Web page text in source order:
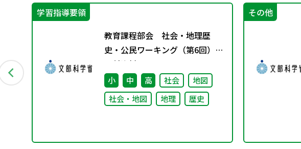
学習指導要領
教育課程部会 社会・地理歴
史・公民ワーキング（第6回）
配付資料
小 中 高 社会
地図
社会・地図
地理 歴史
その他